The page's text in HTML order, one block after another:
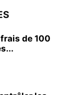
de 100